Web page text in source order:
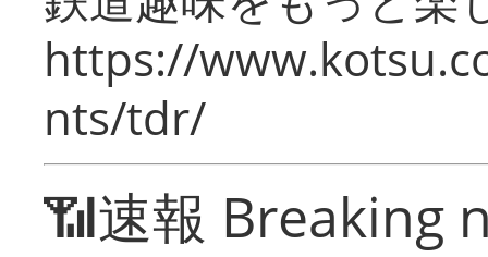
https://
nts/tdr/
📶速報 Breaking